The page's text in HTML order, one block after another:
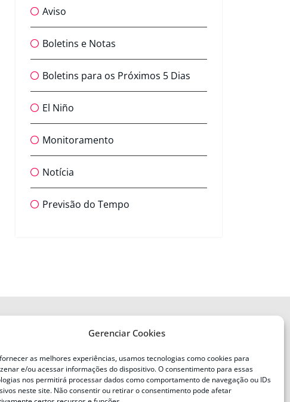
Gerenciar Cookies
as melhores experiências, usamos tecnologias como cookies para
e/ou acessar informações do dispositivo. O consentimento para essas
nos permitirá processar dados como comportamento de navegação ou IDs
neste site. Não consentir ou retirar o consentimento pode afetar
Aviso
Boletins e Notas
Boletins para os Próximos 5 Dias
El Niño
Monitoramento
Notícia
Previsão do Tempo
a
Defesa Civil do Estado de Santa
Catarina
Av. Ivo Silveira, nº 2320
Bairro: